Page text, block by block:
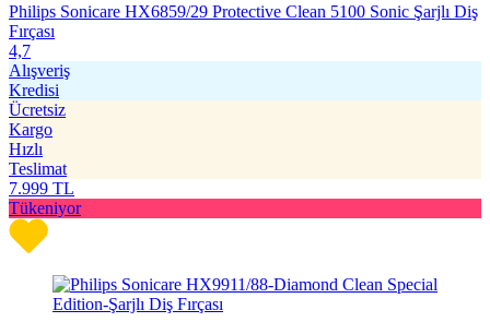
Philips Sonicare HX6859/29 Protective Clean 5100 Sonic Şarjlı Diş
Fırçası
4,7
Alışveriş
Kredisi
Ücretsiz
Kargo
Hızlı
Teslimat
7.999 TL
Tükeniyor